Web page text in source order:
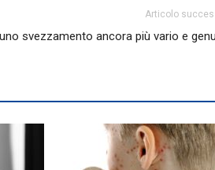
Articolo
svezzamento ancora più vario e